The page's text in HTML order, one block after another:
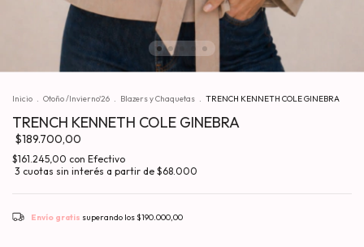
Inicio . Otoño /Invierno'26 . Blazers y Chaquetas . TRENCH KENNETH COLE GINEBRA
TRENCH KENNETH COLE GINEBRA
$189.700,00
$161.245,00 con Efectivo
Envío gratis superando los$190.000,00